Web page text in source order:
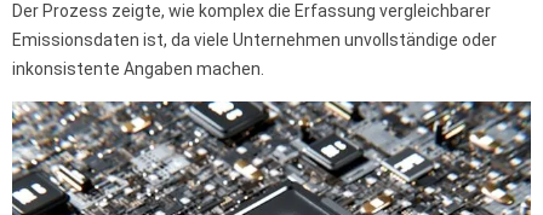
Der Prozess zeigte, wie komplex die Erfassung vergleichbarer
Emissionsdaten ist, da viele Unternehmen unvollständige oder
inkonsistente Angaben machen.